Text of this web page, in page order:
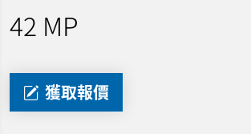
42 MP
獲取報價